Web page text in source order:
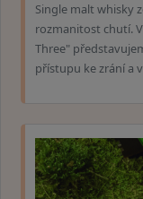
Single malt whisky
rozmanitost chutí.
Three"
přístupu ke zrání a